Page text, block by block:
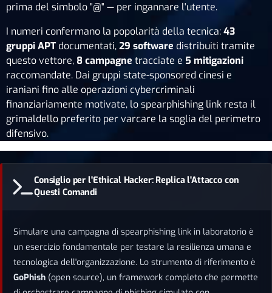
prima del simbolo "@" — per ingannare l'utente.
I numeri confermano la popolarità della tecnica:43
gruppi APTdocumentati,29 software distribuiti tramite
questo vettore, 8 campagne tracciate e 5 mitigazioni
raccomandate. Dai gruppi state-sponsored cinesi e
iraniani fino alle operazioni cybercriminali
finanziariamente motivate, lo spearphishing link resta il
grimaldello preferito per varcare la soglia del perimetro
difensivo.
Consiglio per l'Ethical Hacker: Replica l'Attacco con
Questi Comandi
Simulare una campagna di spearphishing link in laboratorio è
un esercizio fondamentale per testare la resilienza umana e
tecnologica dell'organizzazione. Lo strumento di riferimento è
GoPhish (open source), un framework completo che permette